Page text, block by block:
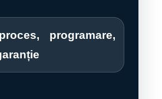
programare,